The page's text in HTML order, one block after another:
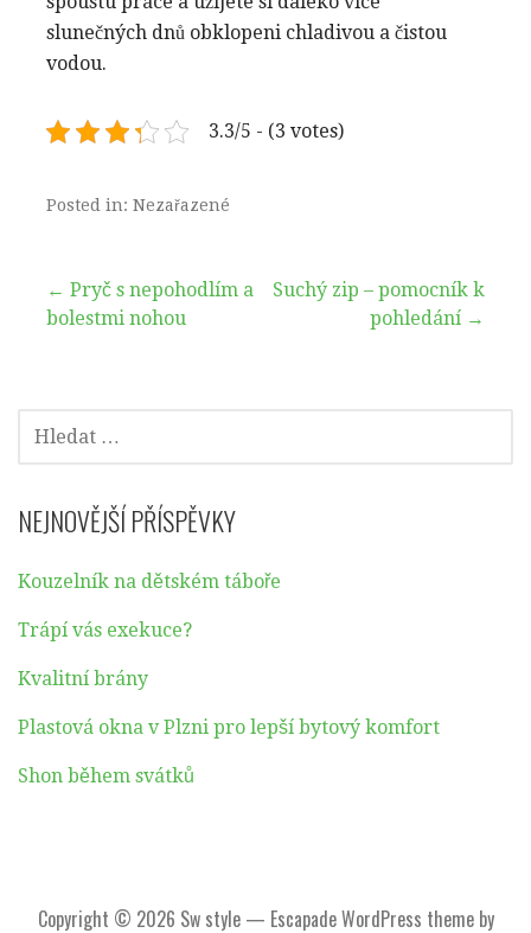
slunečných dnů obklopeni chladivou a čistou
vodou.
3.3/5 - (3 votes)
Posted in: Nezařazené
Navigace
← Pryč s nepohodlím a
bolestmi nohou
Suchý zip – pomocník k
pohledání →
VYHLEDÁVÁNÍ
NEJNOVĚJŠÍ PŘÍSPĚVKY
Kouzelník na dětském táboře
Trápí vás exekuce?
Kvalitní brány
Plastová okna v Plzni pro lepší bytový komfort
Shon během svátků
Copyright © 2026 Sw style — Escapade WordPress theme by